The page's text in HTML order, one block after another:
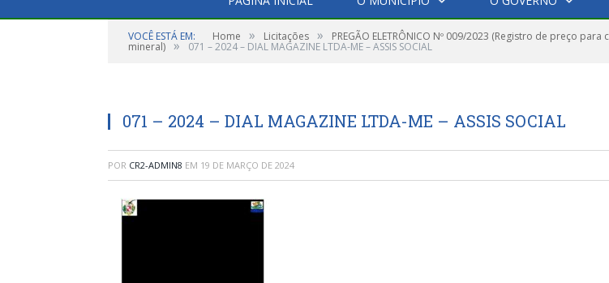
VOCÊ ESTÁ EM: Home » Licitações » PREGÃO ELETRÔNICO Nº 009/2023 (Registro de preço
mineral) » 071 – 2024 – DIAL MAGAZINE LTDA-ME – ASSIS SOCIAL
071 – 2024 – DIAL MAGAZINE LTDA-ME – ASSIS SOCIAL
POR CR2-ADMIN8 EM 19 DE MARÇO DE 2024